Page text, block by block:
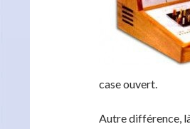
case ouvert.
Autre différence,